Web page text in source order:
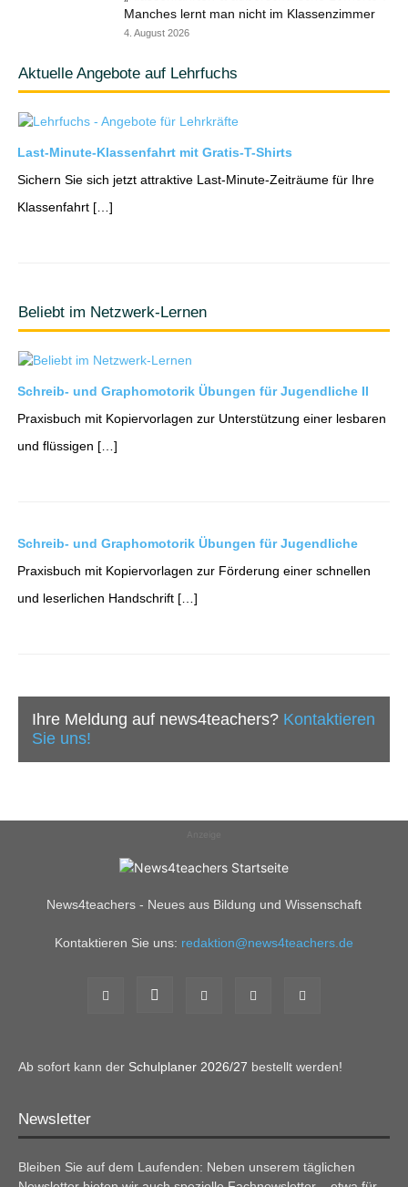
Manches lernt man nicht im Klassenzimmer
4. August 2026
Aktuelle Angebote auf Lehrfuchs
Last-Minute-Klassenfahrt mit Gratis-T-Shirts
Sichern Sie sich jetzt attraktive Last-Minute-Zeiträume für Ihre
Klassenfahrt […]
Beliebt im Netzwerk-Lernen
Schreib- und Graphomotorik Übungen für Jugendliche II
Praxisbuch mit Kopiervorlagen zur Unterstützung einer lesbaren
und flüssigen […]
Schreib- und Graphomotorik Übungen für Jugendliche
Praxisbuch mit Kopiervorlagen zur Förderung einer schnellen
und leserlichen Handschrift […]
Ihre Meldung auf news4teachers? Kontaktieren
Sie uns!
News4teachers - Neues aus Bildung und Wissenschaft
Kontaktieren Sie uns: redaktion@news4teachers.de
Ab sofort kann der Schulplaner 2026/27 bestellt werden!
Newsletter
Bleiben Sie auf dem Laufenden: Neben unserem täglichen